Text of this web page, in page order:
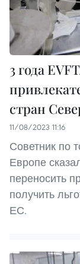
3 года
стран
11/08/2023 11:16
Советник по
Европе
переносить
получить
ЕС.